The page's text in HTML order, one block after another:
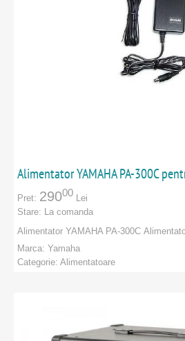
Alimentator YAMAHA PA-300C
Pret: 29000 Lei
Stare: La comanda
Alimentator YAMAHA PA-300C
Marca: Yamaha
Categorie: Alimentatoare